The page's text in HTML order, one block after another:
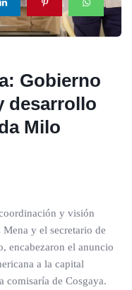
Gobierno
desarrollo
Milo
y visión
y el secretario de
encabezaron el anuncio
a la capital
comisaría de Cosgaya.